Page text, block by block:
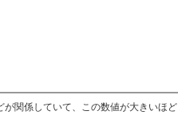
関係していて、この数値が大きいほど